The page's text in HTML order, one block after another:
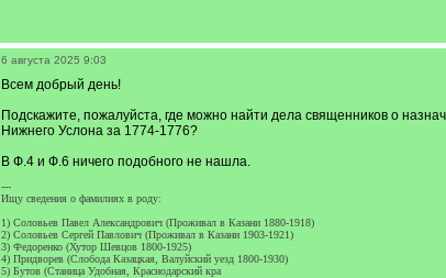
6 августа 2025 9:03
Всем добрый день!
Подскажите, пожалуйста, где можно найти дела священников о
Нижнего Услона за 1774-1776?
В Ф.4 и Ф.6 ничего подобного не нашла.
---
Ищу сведения о фамилиях в роду:
1) Соловьев Павел Александрович (Проживал в Казани 1880-1918)
2) Соловьев Сергей Павлович (Проживал в Казани 1903-1921)
3) Федоренко (Хутор Шевцов 1800-1925)
4) Придворев (Слобода Казацкая, Валуйский уезд 1800-1930)
5) Бутов (Станица Удобная, Краснодарский кра